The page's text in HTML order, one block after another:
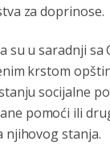
za doprinose.
su u saradnji sa
krstom
socijalne
pomoći ili
njihovog stanja.